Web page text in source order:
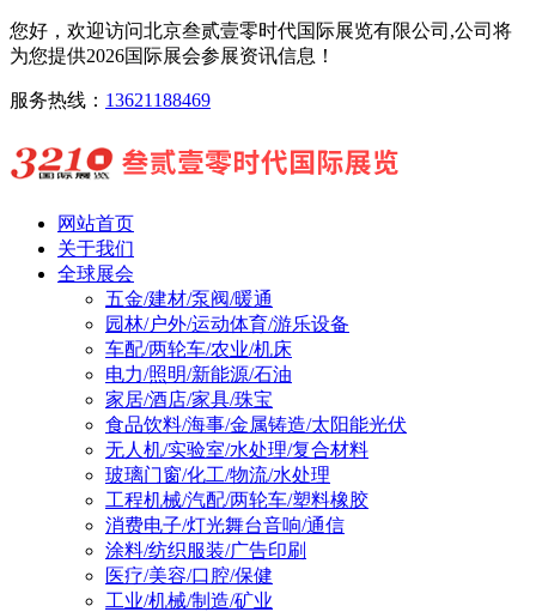
您好，欢迎访问北京叁贰壹零时代国际展览有限公司,公司将
为您提供2026国际展会参展资讯信息！
服务热线： 13621188469
网站首页
关于我们
全球展会
五金/建材/泵阀/暖通
园林/户外/运动体育/游乐设备
车配/两轮车/农业/机床
电力/照明/新能源/石油
家居/酒店/家具/珠宝
食品饮料/海事/金属铸造/太阳能光伏
无人机/实验室/水处理/复合材料
玻璃门窗/化工/物流/水处理
工程机械/汽配/两轮车/塑料橡胶
消费电子/灯光舞台音响/通信
涂料/纺织服装/广告印刷
医疗/美容/口腔/保健
工业/机械/制造/矿业